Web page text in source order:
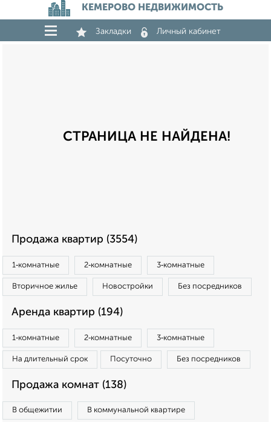
КЕМЕРОВО НЕДВИЖИМОСТЬ
Закладки Личный кабинет
СТРАНИЦА НЕ НАЙДЕНА!
Продажа квартир (3554)
1‑комнатные 2‑комнатные 3‑комнатные
Вторичное жилье Новостройки Без посредников
Аренда квартир (194)
1‑комнатные 2‑комнатные 3‑комнатные
На длительный срок Посуточно Без посредников
Продажа комнат (138)
В общежитии В коммунальной квартире